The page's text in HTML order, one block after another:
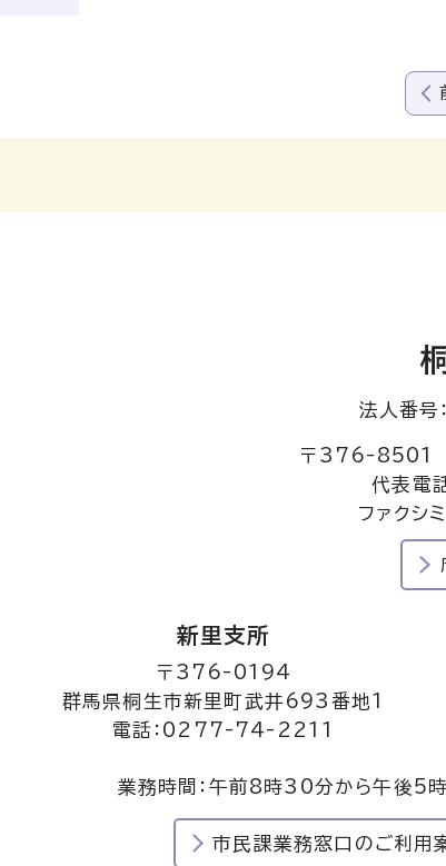
法人番
〒376-8501
代表電
ファク
新里支所
〒376-0194
群馬県桐生市新里町武井693番地1
電話：0277-74-2211
業務時間：午前8時30分から午後5
市民課業務窓口のご利用